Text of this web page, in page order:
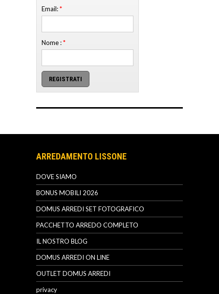
Email:*
Nome :*
ARREDAMENTO LISSONE
DOVE SIAMO
BONUS MOBILI 2026
DOMUS ARREDI SET FOTOGRAFICO
PACCHETTO ARREDO COMPLETO
IL NOSTRO BLOG
DOMUS ARREDI ON LINE
OUTLET DOMUS ARREDI
privacy